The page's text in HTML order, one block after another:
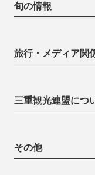
旬の情報
旅行・メディア関
三重観光連盟につ
その他